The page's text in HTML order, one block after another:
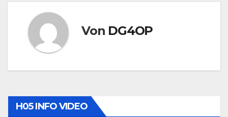
Von DG4OP
H05 INFO VIDEO